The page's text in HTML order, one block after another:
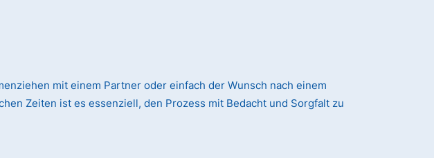
mit einem Partner oder einfach der Wunsch nach einem
Zeiten ist es essenziell, den Prozess mit Bedacht und Sorgfalt zu